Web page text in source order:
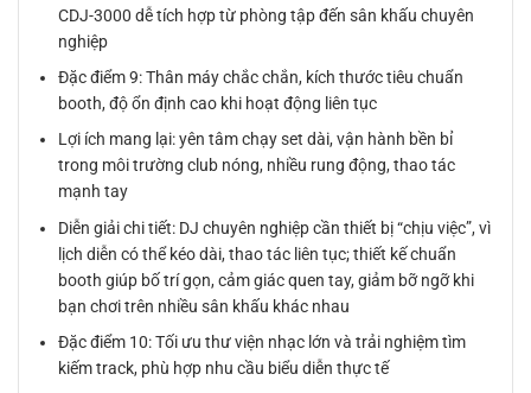
CDJ-3000 dễ tích hợp từ phòng tập đến sân khấu chuyên
nghiệp
Đặc điểm 9: Thân máy chắc chắn, kích thước tiêu chuẩn
booth, độ ổn định cao khi hoạt động liên tục
Lợi ích mang lại: yên tâm chạy set dài, vận hành bền bỉ
trong môi trường club nóng, nhiều rung động, thao tác
mạnh tay
Diễn giải chi tiết: DJ chuyên nghiệp cần thiết bị “chịu việc”, vì
lịch diễn có thể kéo dài, thao tác liên tục; thiết kế chuẩn
booth giúp bố trí gọn, cảm giác quen tay, giảm bỡ ngỡ khi
bạn chơi trên nhiều sân khấu khác nhau
Đặc điểm 10: Tối ưu thư viện nhạc lớn và trải nghiệm tìm
kiếm track, phù hợp nhu cầu biểu diễn thực tế